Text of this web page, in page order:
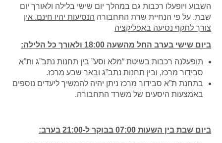
השבוע ויופעלו רכבות גם במהלך יום שישי בלילה ולאורך יום
שבת. על פי הנחיית שרת התחבורה הנסיעות יהיו חינם. אין
צורך לתקף נסיעה באפליקציה
ביום שישי בערב החל מהשעה 18:00 ולאורך כל הלילה:
תופעלנה רכבות בשיטת “מלא וסע” בין תחנות נתב”ג ות”א
סבידור מרכז, ובין תחנות נתב”ג ובאר שבע מרכז.
בתחנת ת”א סבידור מרכז ניתן יהיה להמשיך ליעדים נוספים
באמצעות היסעים של משרד התחבורה.
ביום שבת בין השעות 07:00 בבוקר ל-21:00 בערב: